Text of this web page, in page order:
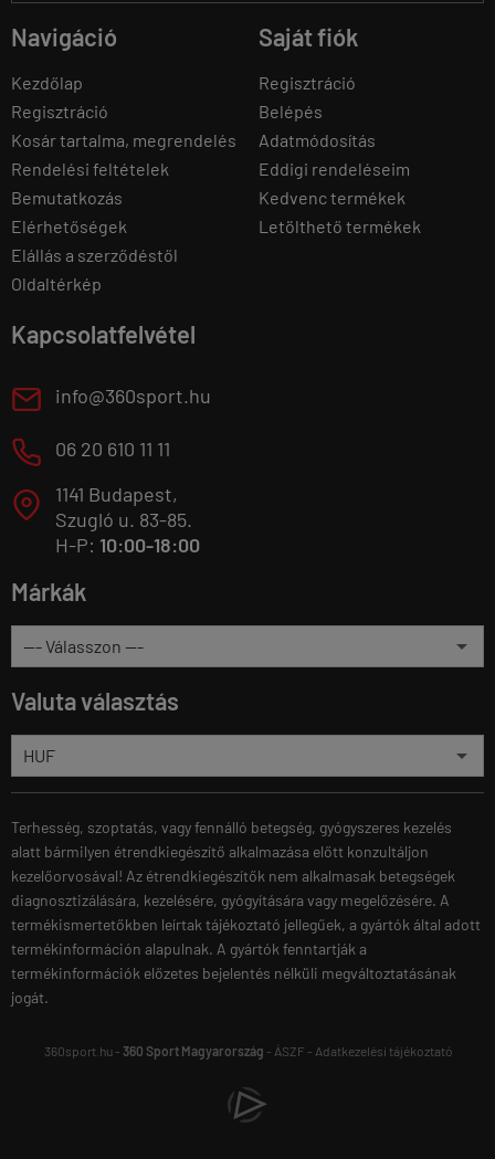
Navigáció
Kezdőlap
Regisztráció
Kosár tartalma, megrendelés
Rendelési feltételek
Bemutatkozás
Elérhetőségek
Elállás a szerződéstől
Oldaltérkép
Saját fiók
Regisztráció
Belépés
Adatmódosítás
Eddigi rendeléseim
Kedvenc termékek
Letölthető termékek
Kapcsolatfelvétel
E info@360sport.hu
M 06 20 610 11 11
T
1141 Budapest,
Szugló u. 83-85.
H-P: 10:00-18:00
Márkák
Valuta választás
Terhesség, szoptatás, vagy fennálló betegség, gyógyszeres kezelés
alatt bármilyen étrendkiegészítő alkalmazása előtt konzultáljon
kezelőorvosával! Az étrendkiegészítők nem alkalmasak betegségek
diagnosztizálására, kezelésére, gyógyítására vagy megelőzésére. A
termékismertetőkben leírtak tájékoztató jellegűek, a gyártók által adott
termékinformáción alapulnak. A gyártók fenntartják a
termékinformációk előzetes bejelentés nélküli megváltoztatásának
jogát.
360sport.hu - 360 Sport Magyarország - ÁSZF- Adatkezelési tájékoztató